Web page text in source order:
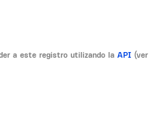
a este registro utilizando la API (ver